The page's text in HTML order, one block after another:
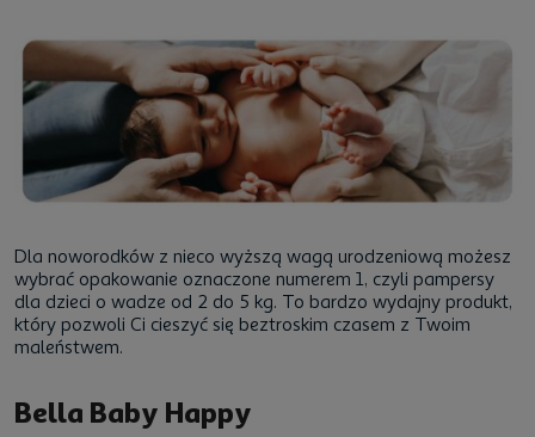
Dla noworodków z nieco wyższą wagą urodzeniową możesz
wybrać opakowanie oznaczone numerem 1, czyli pampersy
dla dzieci o wadze od 2 do 5 kg. To bardzo wydajny produkt,
który pozwoli Ci cieszyć się beztroskim czasem z Twoim
maleństwem.
Bella Baby Happy